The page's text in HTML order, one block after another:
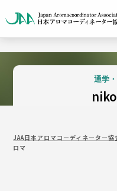
通学
JAA日本アロマコーディネーター協
ロマ